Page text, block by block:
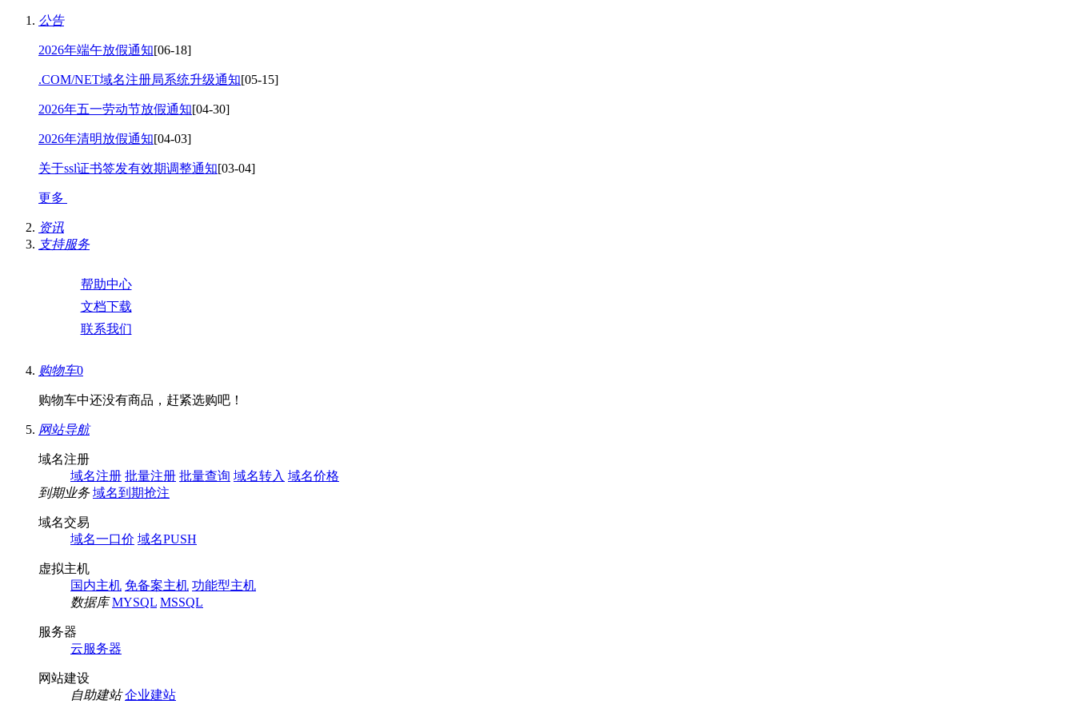
公告
2026年端午放假通知[06-18]
.COM/NET域名注册局系统升级通知[05-15]
2026年五一劳动节放假通知[04-30]
2026年清明放假通知[04-03]
关于ssl证书签发有效期调整通知[03-04]
更多
资讯
支持服务
帮助中心
文档下载
联系我们
购物车0
购物车中还没有商品，赶紧选购吧！
网站导航
域名注册
域名注册 批量注册 批量查询 域名转入 域名价格
到期业务 域名到期抢注
域名交易
域名一口价 域名PUSH
虚拟主机
国内主机 免备案主机 功能型主机
数据库 MYSQL MSSQL
服务器
云服务器
网站建设
自助建站 企业建站